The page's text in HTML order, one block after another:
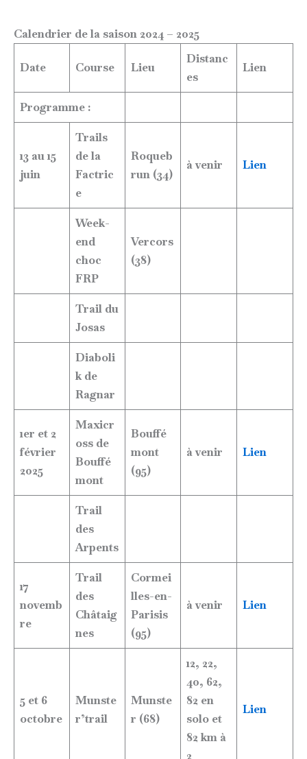
Calendrier de la saison 2024 – 2025
Date Course Lieu
Distanc
es
Lien
Programme :
13 au 15
juin
Trails
de la
Factric
e
Roqueb
run (34)
à venir Lien
Week-
end
choc
FRP
Vercors
(38)
Trail du
Josas
Diaboli
k de
Ragnar
1er et 2
février
2025
Maxicr
oss de
Bouffé
mont
Bouffé
mont
(95)
à venir Lien
Trail
des
Arpents
17
novemb
re
Trail
des
Châtaig
nes
Cormei
lles-en-
Parisis
(95)
à venir Lien
5 et 6
octobre
Munste
r’trail
Munste
r (68)
12, 22,
40, 62,
82 en
solo et
82 km à
2
Lien